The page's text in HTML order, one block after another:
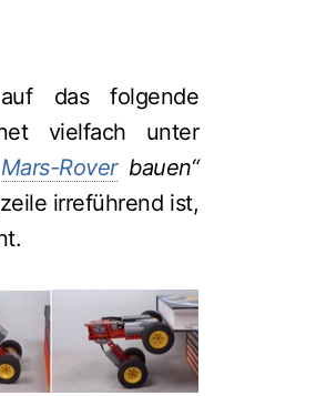
das folgende
vielfach unter
Mars-Roverbauen“
irreführend ist,